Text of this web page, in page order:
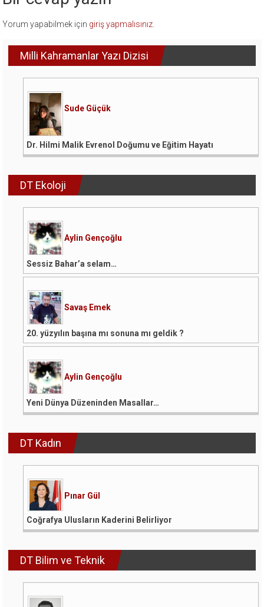
Yorum yapabilmek için giriş yapmalısınız
Milli Kahramanlar Yazı Dizisi
Sude Güçük
Dr. Hilmi Malik Evrenol Doğumu ve Eğitim Hayatı
DT Ekoloji
Aylin Gençoğlu
Sessiz Bahar’a selam…
Savaş Emek
20. yüzyılın başına mı sonuna mı geldik ?
Aylin Gençoğlu
Yeni Dünya Düzeninden Masallar…
DT Kadın
Pınar Gül
Coğrafya Ulusların Kaderini Belirliyor
DT Bilim ve Teknik